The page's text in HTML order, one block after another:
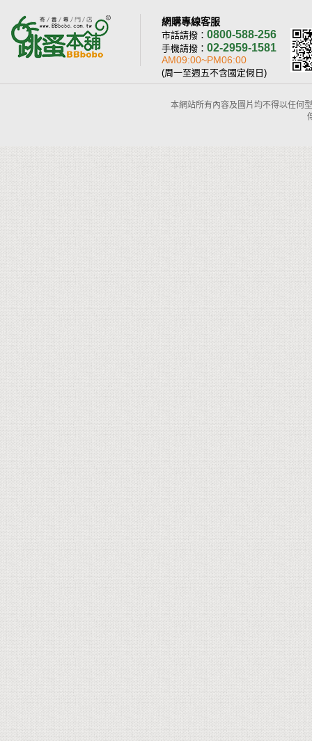
網購專線客服
市話請撥： 0800-588-256
手機請撥： 02-2959-1581
AM09:00~PM06:00
(周一至週五不含國定假日)
本網站所有內容及圖片均不得以任何